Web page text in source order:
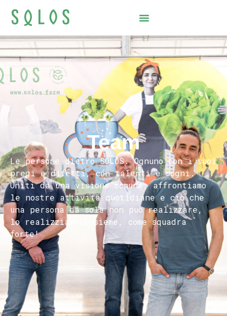
Team
Le persone dietro SOLOS. Ognuno con i suoi
pregi e difetti, con talenti e sogni.
Uniti da una visione comune, affrontiamo
le nostre attività quotidiane e ciò che
una persona da sola non può realizzare,
lo realizziamo insieme, come squadra
forte!